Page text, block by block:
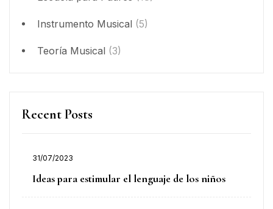
Instrumento Musical (5)
Teoría Musical (3)
Recent Posts
31/07/2023
Ideas para estimular el lenguaje de los niños